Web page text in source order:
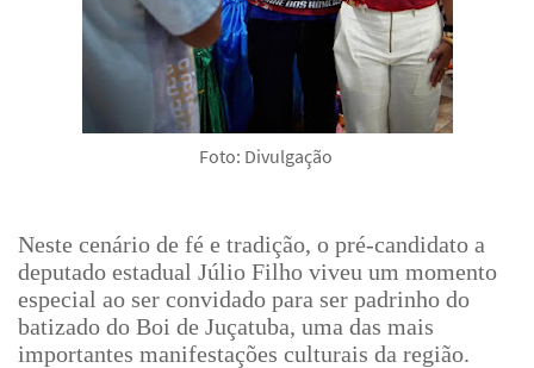
Foto: Divulgação
Neste cenário de fé e tradição, o pré-candidato a
deputado estadual Júlio Filho viveu um momento
especial ao ser convidado para ser padrinho do
batizado do Boi de Juçatuba, uma das mais
importantes manifestações culturais da região.